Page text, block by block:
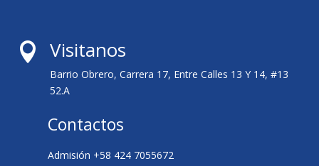
 Visitanos
Barrio Obrero, Carrera 17, Entre Calles 13 Y 14, #13
52.A
Contactos
Admisión +58 424 7055672